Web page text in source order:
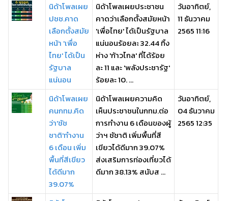
นิด้าโพลเผย
ปชช.คาด
เลือกตั้งสมัย
หน้า 'เพื่อ
ไทย' ได้เป็น
รัฐบาล
แน่นอน
นิด้าโพลเผยประชาชน
คาดว่าเลือกตั้งสมัยหน้า
'เพื่อไทย' ได้เป็นรัฐบาล
แน่นอนร้อยละ 32.44 ทิ้ง
ห่าง 'ก้าวไกล' ที่ได้ร้อย
ละ 11 และ 'พลังประชารัฐ'
ร้อยละ 10. ...
วันอาทิตย์,
11 ธันวาคม
2565 11:16
นิด้าโพลเผย
คนกทม.คิด
ว่า'ชัช
ชาติ'ทำงาน
6 เดือน เพิ่ม
พื้นที่สีเขียว
ได้ดีมาก
39.07%
นิด้าโพลเผยความคิด
เห็นประชาชนในกทม.ต่อ
การทำงาน 6 เดือนของผู้
ว่าฯ ชัชาติ เพิ่มพื้นที่สี
เขียวได้ดีมาก 39.07%
ส่งเสริมการท่องเที่ยวได้
ดีมาก 38.13% สนับส ...
วันอาทิตย์,
04 ธันวาคม
2565 12:35